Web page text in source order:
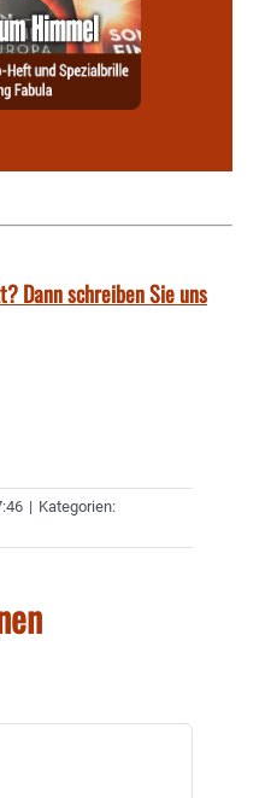
Dann schreiben Sie uns
| Kategorien: